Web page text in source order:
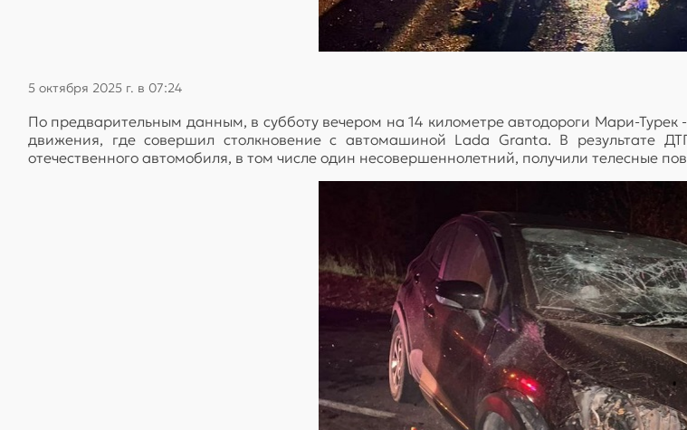
5 октября 2025 г. в 07:24
По предварительным данным, в субботу вечером на 14 километре автодороги Мари-
движения, где совершил столкновение с автомашиной Lada Granta. В результате
отечественного автомобиля, в том числе один несовершеннолетний, получили телесные